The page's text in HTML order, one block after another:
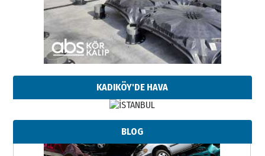
KADIKÖY'DE HAVA
BLOG